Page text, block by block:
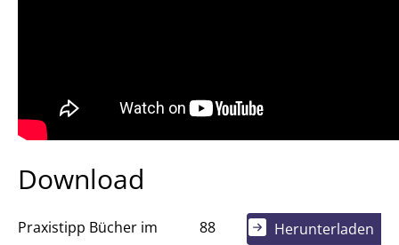
Download
Praxistipp Bücher im
88
Herunterladen